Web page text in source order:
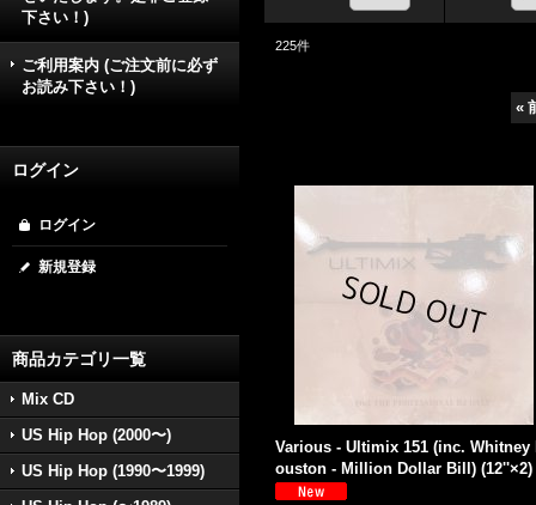
下さい！)
ご利用案内 (ご注文前に必ず
お読み下さい！)
ログイン
ログイン
新規登録
商品カテゴリ一覧
Mix CD
US Hip Hop (2000〜)
US Hip Hop (1990〜1999)
225件
«
Various - Ultimix 151 (inc. Whitney
ouston - Million Dollar Bill) (12''×2)